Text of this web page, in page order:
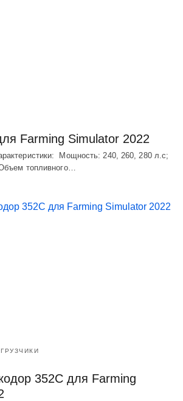
Farming Simulator 2022
Мощность: 240, 260, 280 л.с;
топливного…
352С для Farming